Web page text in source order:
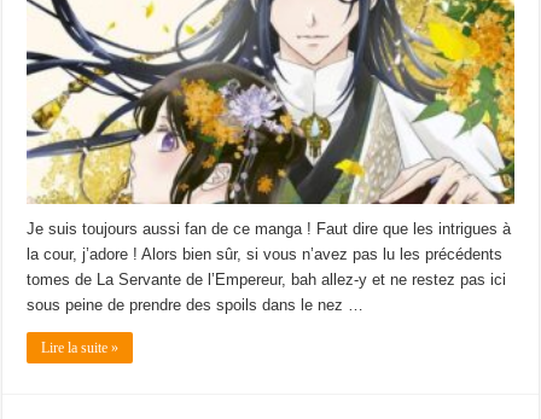
Je suis toujours aussi fan de ce manga ! Faut dire que les intrigues à
la cour, j’adore ! Alors bien sûr, si vous n’avez pas lu les précédents
tomes de La Servante de l’Empereur, bah allez-y et ne restez pas ici
sous peine de prendre des spoils dans le nez …
Lire la suite »